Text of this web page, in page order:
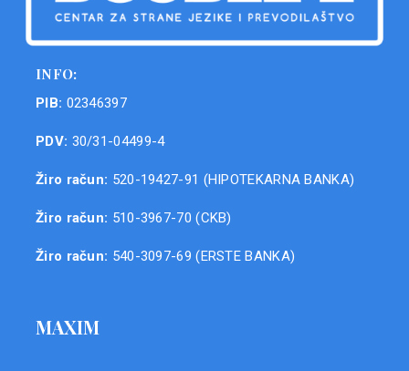
INFO:
PIB: 02346397
PDV: 30/31-04499-4
Žiro račun: 520-19427-91 (HIPOTEKARNA BANKA)
Žiro račun: 510-3967-70 (CKB)
Žiro račun: 540-3097-69 (ERSTE BANKA)
MAXIM